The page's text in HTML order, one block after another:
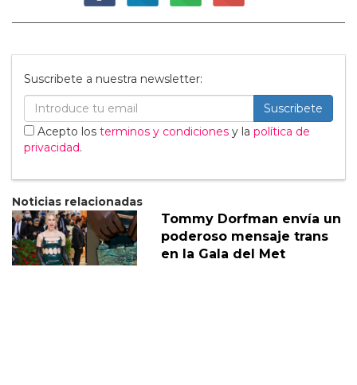
Suscribete a nuestra newsletter:
Suscribete
Acepto los terminos y condiciones y la política de
privacidad.
Noticias relacionadas
Tommy Dorfman envía un
poderoso mensaje trans
en la Gala del Met